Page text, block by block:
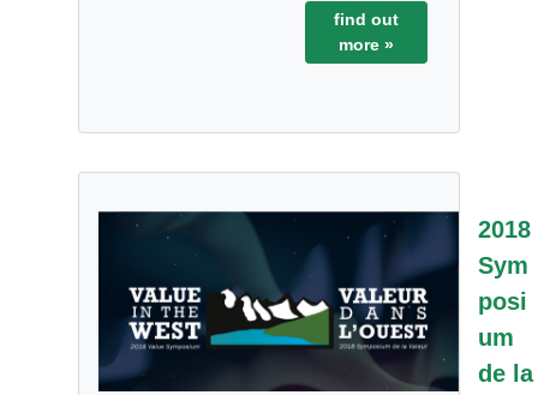
find out
more »
2018
Sym
posi
um
de la